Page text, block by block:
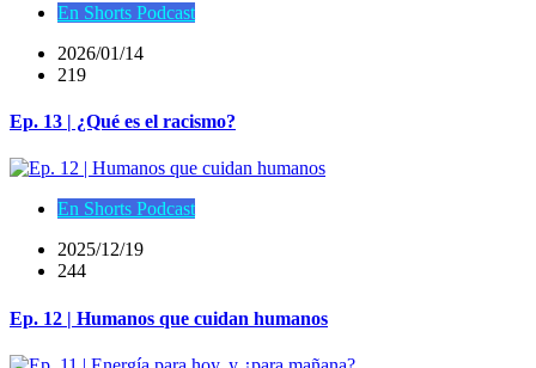
En Shorts Podcast
2026/01/14
219
Ep. 13 | ¿Qué es el racismo?
En Shorts Podcast
2025/12/19
244
Ep. 12 | Humanos que cuidan humanos